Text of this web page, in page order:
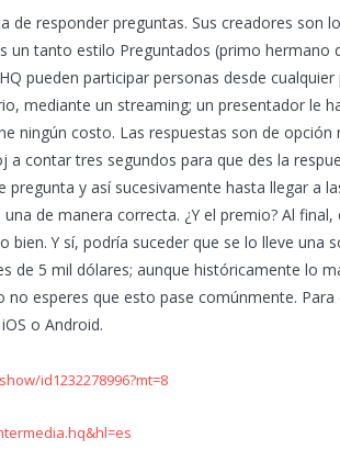
de responder preguntas. Sus creadores son
un tanto estilo Preguntados (primo hermano
pueden participar personas desde cualquier
mediante un streaming; un presentador le
ningún costo. Las respuestas son de opción
contar tres segundos para que des la
y así sucesivamente hasta llegar a
de manera correcta. ¿Y el premio? Al final,
Y sí, podría suceder que se lo lleve una
de 5 mil dólares; aunque históricamente lo
esperes que esto pase comúnmente. Para
o Android.
id1232278996?mt=8